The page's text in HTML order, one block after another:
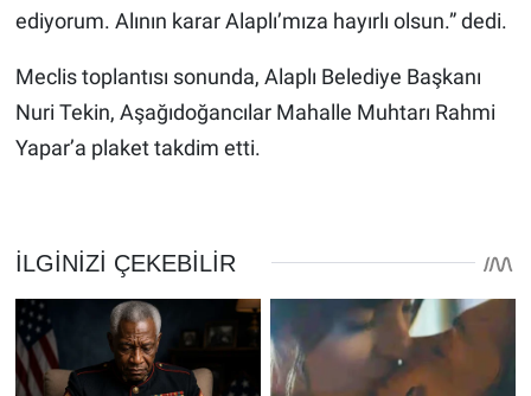
ediyorum. Alının karar Alaplı’mıza hayırlı olsun.” dedi.
Meclis toplantısı sonunda, Alaplı Belediye Başkanı
Nuri Tekin, Aşağıdoğancılar Mahalle Muhtarı Rahmi
Yapar’a plaket takdim etti.